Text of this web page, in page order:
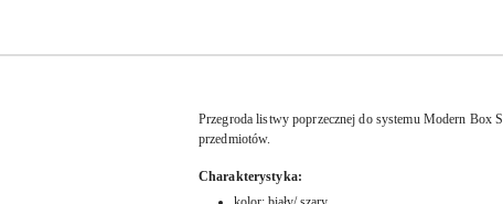
Przegroda listwy poprzecznej do systemu Modern Box
przedmiotów.
Charakterystyka: